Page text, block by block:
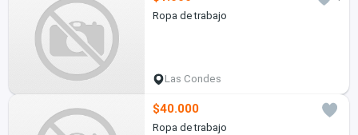
Ropa de trabajo
Las Condes
$40.000
Ropa de trabajo